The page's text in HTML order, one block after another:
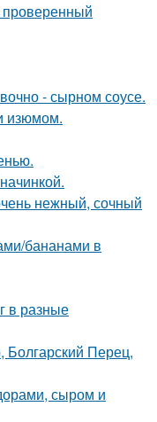
- сырном соусе.
изюмом.
нежный, сочный
бананами в
в разные
Перец,
сыром и